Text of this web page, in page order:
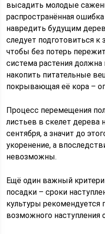
высадить молодые
распространённая
навредить будущим
следует подготовиться к
чтобы без потерь
система растения
накопить питательные
покрывающая её кора –
Процесс перемещения
листьев в скелет дерева
сентября, а значит до
укоренение, а
невозможны.
Ещё один важный
посадки – сроки
культуры рекомендуется
возможного наступления